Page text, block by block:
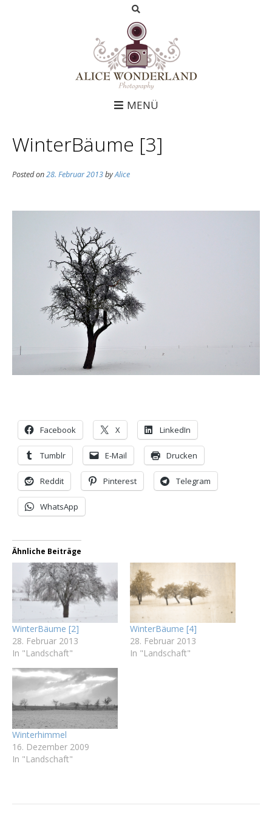
MENÜ
WinterBäume [3]
Posted on28. Februar 2013byAlice
Facebook X LinkedIn
Tumblr E-Mail Drucken
Reddit Pinterest Telegram
WhatsApp
Ähnliche Beiträge
WinterBäume [2]
28. Februar 2013
In "Landschaft"
WinterBäume [4]
28. Februar 2013
In "Landschaft"
Winterhimmel
16. Dezember 2009
In "Landschaft"